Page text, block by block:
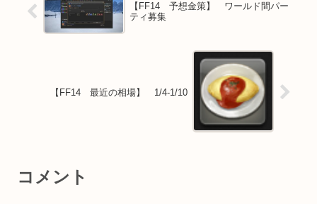
【FF14 予想金策】 ワールド間パー
ティ募集
【FF14 最近の相場】 1/4-1/10
コメント